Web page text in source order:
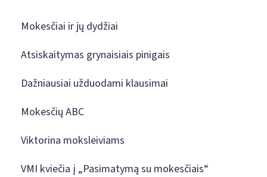
Mokesčiai ir jų dydžiai
Atsiskaitymas grynaisiais pinigais
Dažniausiai užduodami klausimai
Mokesčių ABC
Viktorina moksleiviams
VMI kviečia į „Pasimatymą su mokesčiais“